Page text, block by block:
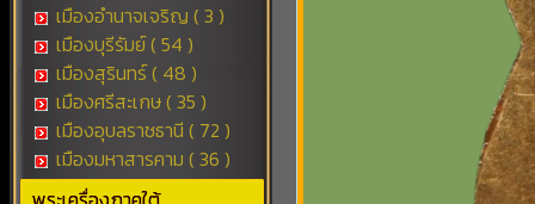
เมืองอำนาจเจริญ ( 3 )
เมืองบุรีรัมย์ ( 54 )
เมืองสุรินทร์ ( 48 )
เมืองศรีสะเกษ ( 35 )
เมืองอุบลราชธานี ( 72 )
เมืองมหาสารคาม ( 36 )